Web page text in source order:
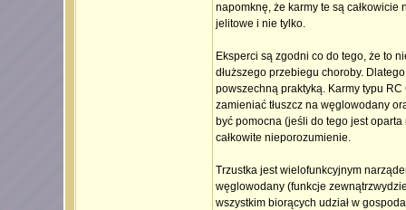
napomknę, że karmy te są
jelitowe i nie tylko.
Eksperci są zgodni co do tego, że to
dłuższego przebiegu choroby.
powszechną praktyką. Karmy typu
zamieniać tłuszcz na węglowodany
być pomocna (jeśli do tego jest
całkowite nieporozumienie.
Trzustka jest wielofunkcyjnym
węglowodany (funkcje
wszystkim biorących udział w